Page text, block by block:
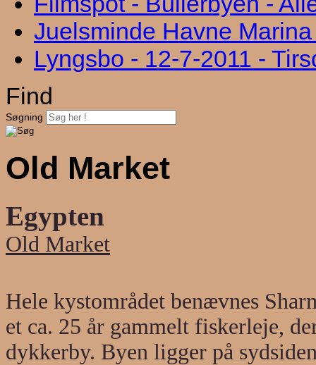
Juelsminde Havne
Lyngsbo - 12-7-2011 -
Find
Søgning
Old Market
Egypten
Old Market
Hele kystområdet benævnes
et ca. 25 år gammelt fiskerleje,
dykkerby. Byen ligger på